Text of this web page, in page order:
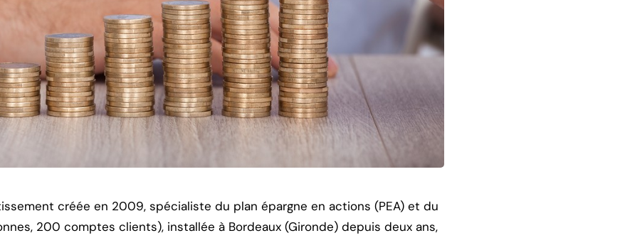
créée en 2009, spécialiste du plan épargne en actions (PEA) et du
200 comptes clients), installée à Bordeaux (Gironde) depuis deux ans,